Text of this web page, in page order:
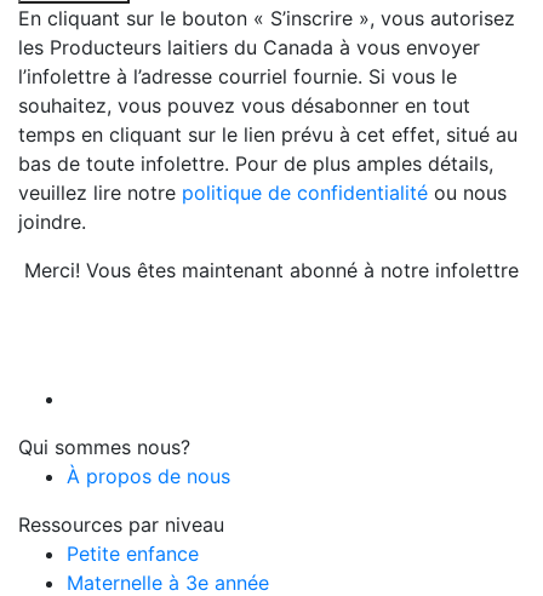
En cliquant sur le bouton « S’inscrire », vous autorisez
les Producteurs laitiers du Canada à vous envoyer
l’infolettre à l’adresse courriel fournie. Si vous le
souhaitez, vous pouvez vous désabonner en tout
temps en cliquant sur le lien prévu à cet effet, situé au
bas de toute infolettre. Pour de plus amples détails,
veuillez lire notre politique de confidentialité ou nous
joindre.
Merci! Vous êtes maintenant abonné à notre infolettre
Qui sommes nous?
À propos de nous
Ressources par niveau
Petite enfance
Maternelle à 3e année